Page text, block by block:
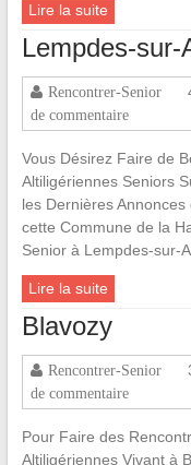
Lire la suite
Lempdes-sur-
Rencontrer-Senior
de commentaire
Vous Désirez Faire de
Altiligériennes Seniors
les Dernières
cette Commune de la
Senior à Lempdes-sur-
Lire la suite
Blavozy
Rencontrer-Senior
de commentaire
Pour Faire des
Altiligériennes Vivant à